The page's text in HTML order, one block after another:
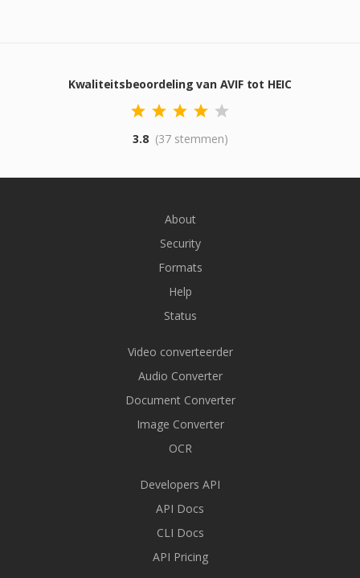
Kwaliteitsbeoordeling van AVIF tot HEIC
3.8 (37 stemmen)
About
Security
Formats
Help
Status
Video converteerder
Audio Converter
Document Converter
Image Converter
OCR
Developers API
API Docs
CLI Docs
API Pricing